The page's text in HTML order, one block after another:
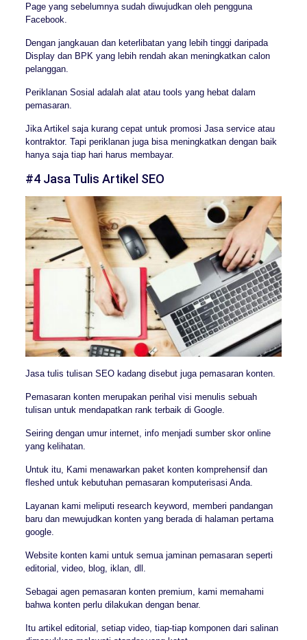
Page yang sebelumnya sudah diwujudkan oleh pengguna
Facebook.
Dengan jangkauan dan keterlibatan yang lebih tinggi daripada
Display dan BPK yang lebih rendah akan meningkatkan calon
pelanggan.
Periklanan Sosial adalah alat atau tools yang hebat dalam
pemasaran.
Jika Artikel saja kurang cepat untuk promosi Jasa service atau
kontraktor. Tapi periklanan juga bisa meningkatkan dengan baik
hanya saja tiap hari harus membayar.
#4 Jasa Tulis Artikel SEO
Jasa tulis tulisan SEO kadang disebut juga pemasaran konten.
Pemasaran konten merupakan perihal visi menulis sebuah
tulisan untuk mendapatkan rank terbaik di Google.
Seiring dengan umur internet, info menjadi sumber skor online
yang kelihatan.
Untuk itu, Kami menawarkan paket konten komprehensif dan
fleshed untuk kebutuhan pemasaran komputerisasi Anda.
Layanan kami meliputi research keyword, memberi pandangan
baru dan mewujudkan konten yang berada di halaman pertama
google.
Website konten kami untuk semua jaminan pemasaran seperti
editorial, video, blog, iklan, dll.
Sebagai agen pemasaran konten premium, kami memahami
bahwa konten perlu dilakukan dengan benar.
Itu artikel editorial, setiap video, tiap-tiap komponen dari salinan